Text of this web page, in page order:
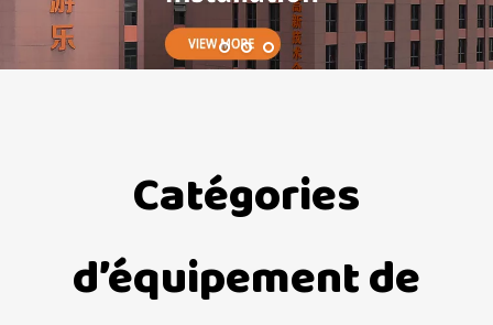
Catégories
d’équipement de